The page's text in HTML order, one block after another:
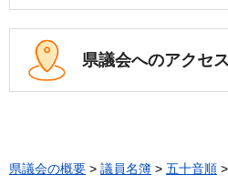
県議会へのアクセス
県議会の概要 > 議員名簿 > 五十音順